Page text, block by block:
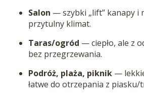
Salon — szybki „lift” kanapy i
przytulny klimat.
Taras/ogród — ciepło, ale z
bez przegrzewania.
Podróż, plaża, piknik —
łatwe do otrzepania z piasku/